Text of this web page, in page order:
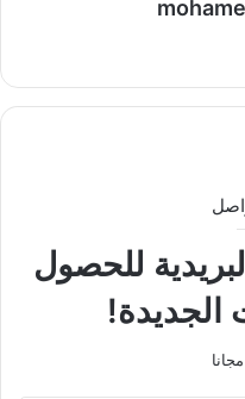
للحصول
الجديدة!